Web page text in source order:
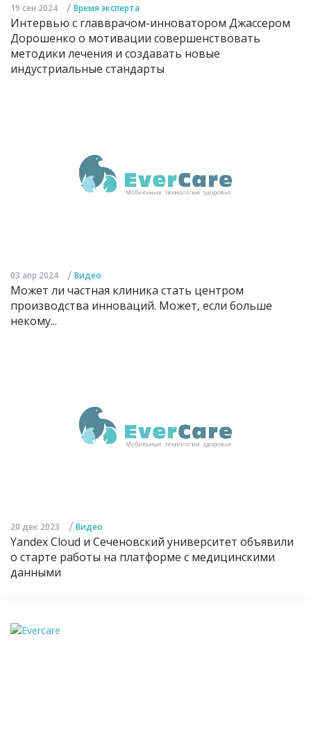
19 сен 2024 / Время эксперта
Интервью с главврачом-инноватором Джассером
Дорошенко о мотивации совершенствовать
методики лечения и создавать новые
индустриальные стандарты
03 апр 2024 / Видео
Может ли частная клиника стать центром
производства инноваций. Может, если больше
некому...
20 дек 2023 / Видео
Yandex Cloud и Сеченовский университет объявили
о старте работы на платформе с медицинскими
данными